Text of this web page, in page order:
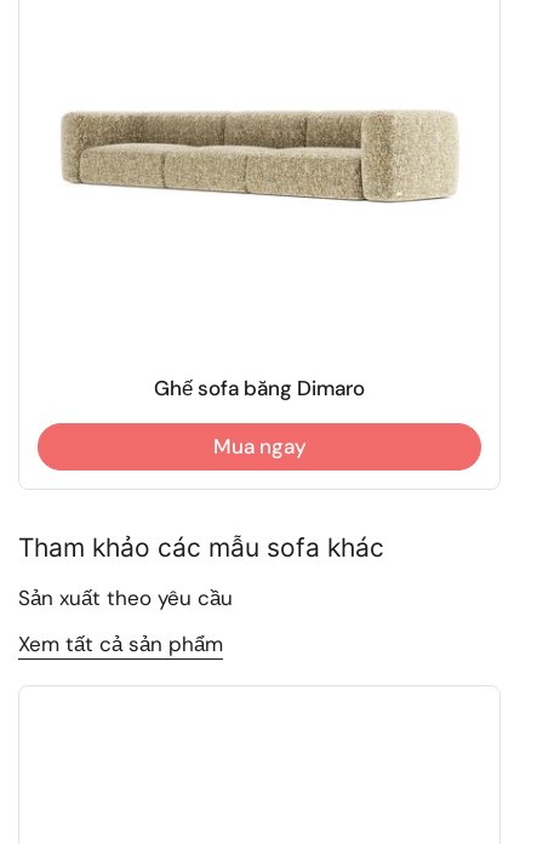
Ghế sofa băng Dimaro
Mua ngay
Tham khảo các mẫu sofa khác
Sản xuất theo yêu cầu
Xem tất cả sản phẩm